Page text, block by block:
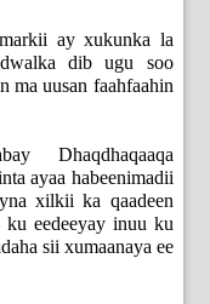
ay xukunka la
dib ugu soo
ma uusan faahfaahin
Dhaqdhaqaaqa
ayaa habeenimadii
xilkii ka qaadeen
eedeeyay inuu ku
sii xumaanaya ee